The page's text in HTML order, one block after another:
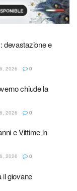
devastazione e
2026 0
chiude la
2026 0
e Vittime in
2026 0
il giovane